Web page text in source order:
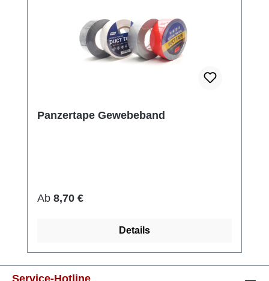
Panzertape Gewebeband
Regulärer Preis:
Ab 8,70 €
Details